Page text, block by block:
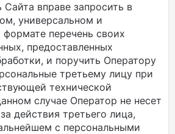
Сайта вправе запросить в
универсальном и
перечень своих
предоставленных
и поручить Оператору
третьему лицу при
технической
случае Оператор не несет
действия третьего лица,
с персональными